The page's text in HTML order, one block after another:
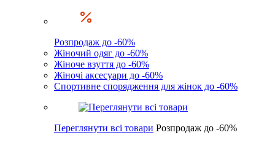
Розпродаж до -60%
Жіночий одяг до -60%
Жіноче взуття до -60%
Жіночі аксесуари до -60%
Спортивне спорядження для жінок до -60%
Переглянути всі товари Розпродаж до -60%